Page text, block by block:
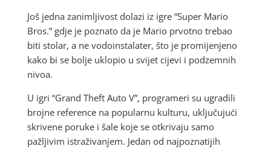
Još jedna zanimljivost dolazi iz igre “Super Mario
Bros.” gdje je poznato da je Mario prvotno trebao
biti stolar, a ne vodoinstalater, što je promijenjeno
kako bi se bolje uklopio u svijet cijevi i podzemnih
nivoa.
U igri “Grand Theft Auto V”, programeri su ugradili
brojne reference na popularnu kulturu, uključujući
skrivene poruke i šale koje se otkrivaju samo
pažljivim istraživanjem. Jedan od najpoznatijih